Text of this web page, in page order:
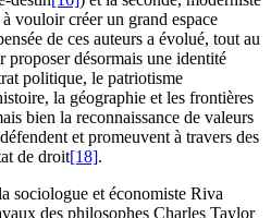
vouloir créer un grand espace
de ces auteurs a évolué, tout au
désormais une identité
politique, le patriotisme
la géographie et les frontières
bien la reconnaissance de valeurs
et promeuvent à travers des
de droit[18].
sociologue et économiste Riva
des philosophes Charles Taylor